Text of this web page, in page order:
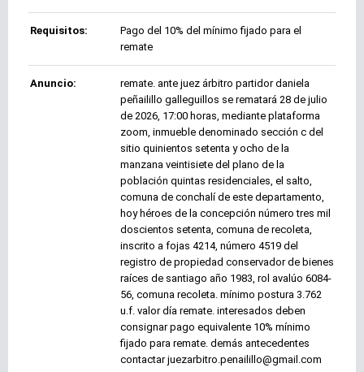
Requisitos:
Pago del 10% del mínimo fijado para el
remate
Anuncio:
remate. ante juez árbitro partidor daniela
peñailillo galleguillos se rematará 28 de julio
de 2026, 17:00 horas, mediante plataforma
zoom, inmueble denominado sección c del
sitio quinientos setenta y ocho de la
manzana veintisiete del plano de la
población quintas residenciales, el salto,
comuna de conchalí de este departamento,
hoy héroes de la concepción número tres mil
doscientos setenta, comuna de recoleta,
inscrito a fojas 4214, número 4519 del
registro de propiedad conservador de bienes
raíces de santiago año 1983, rol avalúo 6084-
56, comuna recoleta. mínimo postura 3.762
u.f. valor día remate. interesados deben
consignar pago equivalente 10% mínimo
fijado para remate. demás antecedentes
contactar juezarbitro.penailillo@gmail.com